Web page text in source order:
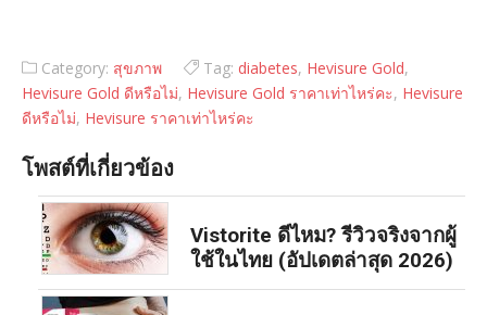
Category: สุขภาพ Tag: diabetes, Hevisure Gold,
Hevisure Gold ดีหรือไม่, Hevisure Gold ราคาเท่าไหร่คะ, Hevisure
ดีหรือไม่, Hevisure ราคาเท่าไหร่คะ
โพสต์ที่เกี่ยวข้อง
Vistorite ดีไหม? รีวิวจริงจากผู้
ใช้ในไทย (อัปเดตล่าสุด 2026)